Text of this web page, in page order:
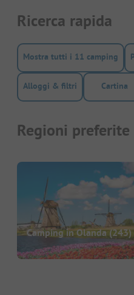
Ricerca rapida
Mostra tutti i 11 camping
Alloggi & filtri Cartina
Regioni preferite
Camping in Olanda(243)